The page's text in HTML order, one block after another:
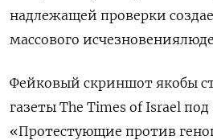
надлежащей проверки
массового
Фейковый скриншот якобы
газеты The Times of Israel
«Протестующие против